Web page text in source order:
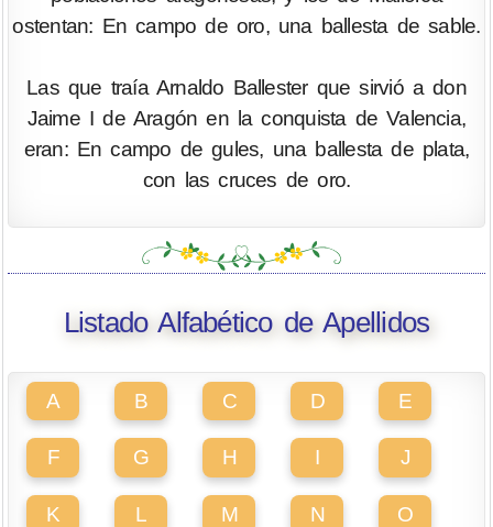
ostentan: En campo de oro, una ballesta de sable.
Las que traía Arnaldo Ballester que sirvió a don
Jaime I de Aragón en la conquista de Valencia,
eran: En campo de gules, una ballesta de plata,
con las cruces de oro.
Listado Alfabético de Apellidos
A B C D E
F G H I J
K L M N O